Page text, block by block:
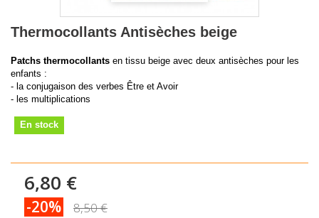
Thermocollants Antisèches beige
Patchs thermocollants en tissu beige avec deux antisèches pour les
enfants :
- la conjugaison des verbes Être et Avoir
- les multiplications
En stock
6,80 €
-20% 8,50 €